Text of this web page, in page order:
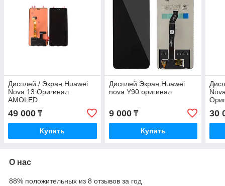
Дисплей / Экран Huawei
Nova 13 Оригинал
AMOLED
49 000 ₸
Купить
Дисплей Экран Huawei
nova Y90 оригинал
9 000₸
Купить
30
О нас
88% положительных из 8 отзывов за год